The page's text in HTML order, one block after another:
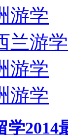
游学
兰游学
游学
游学
学2014